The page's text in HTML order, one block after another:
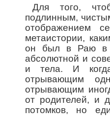
Для того,
подлинным,
отображением
метаистории,
он был в Раю в
абсолютной и
и тела. И
отрывающим
отрывающим
от родителей, и
потомков, но